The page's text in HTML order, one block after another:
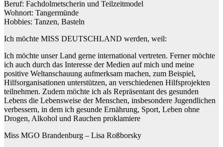
Beruf: Fachdolmetscherin und Teilzeitmodel
Wohnort: Tangermünde
Hobbies: Tanzen, Basteln
Ich möchte MISS DEUTSCHLAND werden, weil:
Ich möchte unser Land gerne international vertreten. Ferner möchte
ich auch durch das Interesse der Medien auf mich und meine
positive Weltanschauung aufmerksam machen, zum Beispiel,
Hilfsorganisationen unterstützen, an verschiedenen Hilfsprojekten
teilnehmen. Zudem möchte ich als Repräsentant des gesunden
Lebens die Lebensweise der Menschen, insbesondere Jugendlichen
verbessern, in dem ich gesunde Ernährung, Sport, Leben ohne
Drogen, Alkohol und Rauchen proklamiere
Miss MGO Brandenburg – Lisa Roßborsky